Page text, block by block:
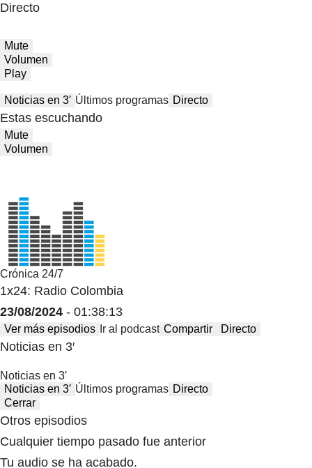
Directo
Mute
Volumen
Play
Noticias en 3′ Últimos programas Directo
Estas escuchando
Mute
Volumen
Crónica 24/7
1x24: Radio Colombia
23/08/2024 - 01:38:13
Ver más episodios Ir al podcast Compartir Directo
Noticias en 3′
Noticias en 3′
Noticias en 3′ Últimos programas Directo
Cerrar
Otros episodios
Cualquier tiempo pasado fue anterior
Tu audio se ha acabado.